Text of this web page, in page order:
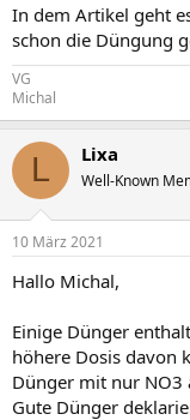
In dem Artikel geht
schon die Düngung
VG
Michal
L Lixa
Well-Known
10 März 2021
Hallo Michal,
Einige Dünger
höhere Dosis davon
Dünger mit nur NO3
Gute Dünger